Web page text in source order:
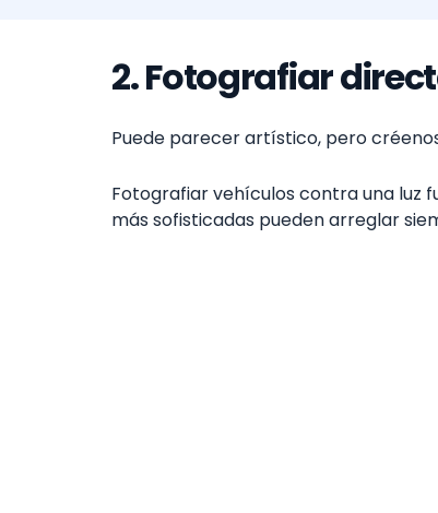
2. Fotografiar
Puede parecer artístico, pero
Fotografiar vehículos contra una luz
más sofisticadas pueden arreglar